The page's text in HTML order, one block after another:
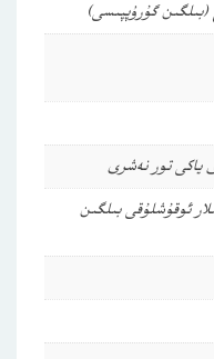
(بىلگىن گۇرۇپپىسى)
ياكى تور نەشرى
ئوقۇشلۇقىبىلگىن